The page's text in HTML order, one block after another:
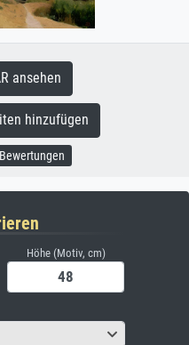
ansehen
hinzufügen
Höhe (Motiv, cm)